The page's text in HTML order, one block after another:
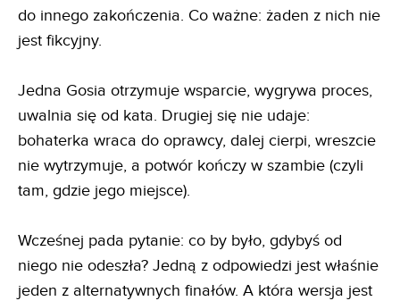
do innego zakończenia. Co ważne: żaden z nich nie
jest fikcyjny.
Jedna Gosia otrzymuje wsparcie, wygrywa proces,
uwalnia się od kata. Drugiej się nie udaje:
bohaterka wraca do oprawcy, dalej cierpi, wreszcie
nie wytrzymuje, a potwór kończy w szambie (czyli
tam, gdzie jego miejsce).
Wcześnej pada pytanie: co by było, gdybyś od
niego nie odeszła? Jedną z odpowiedzi jest właśnie
jeden z alternatywnych finałów. A która wersja jest